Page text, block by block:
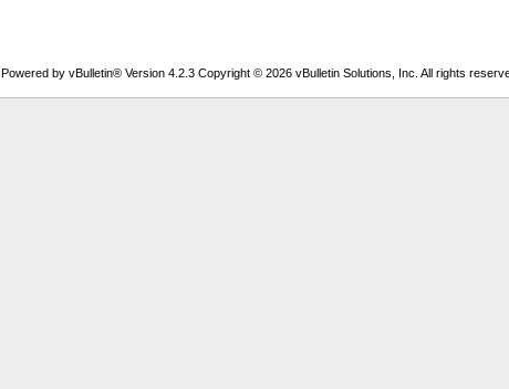
Powered by vBulletin® Version 4.2.3 Copyright © 2026 vBulletin Solutions, Inc. All rights